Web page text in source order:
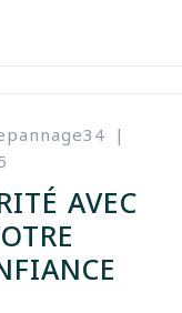
|
AVEC